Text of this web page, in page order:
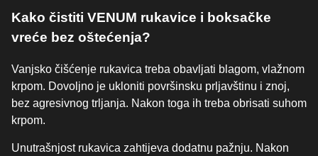
Kako čistiti VENUM rukavice i boksačke
vreće bez oštećenja?
Vanjsko čišćenje rukavica treba obavljati blagom, vlažnom
krpom. Dovoljno je ukloniti površinsku prljavštinu i znoj,
bez agresivnog trljanja. Nakon toga ih treba obrisati suhom
krpom.
Unutrašnjost rukavica zahtijeva dodatnu pažnju. Nakon